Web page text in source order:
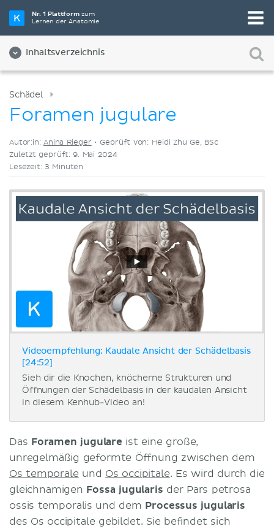
Nr. 1 Plattformzum
Lernen der Anatomie
Inhaltsverzeichnis
Wähle die beste Lernmethode für dich
Videos
Schädel
Foramen jugulare
Autor:in: Anina Rieger •Geprüft von: Heidi Zhu Ge, BSc
Zuletzt geprüft: 9. Mai 2024
Lesezeit: 3 Minuten
Videoempfehlung: Kaudale Ansicht der Schädelbasis
[24:52]
Sieh dir die Knochen, knöcherne Strukturen und
Öffnungen der Schädelbasis in der kaudalen Ansicht
in diesem Kenhub-Video an!
Das Foramen jugulare ist eine große,
unregelmäßig geformte Öffnung zwischen dem
Os temporale und Os occipitale. Es wird durch die
gleichnamigen Fossa jugularis der Pars petrosa
ossis temporalis und dem Processus jugularis
des Os occipitale gebildet. Sie befindet sich